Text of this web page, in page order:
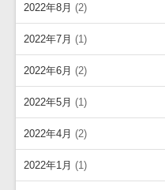
2022年8月 (2)
2022年7月 (1)
2022年6月 (2)
2022年5月 (1)
2022年4月 (2)
2022年1月 (1)